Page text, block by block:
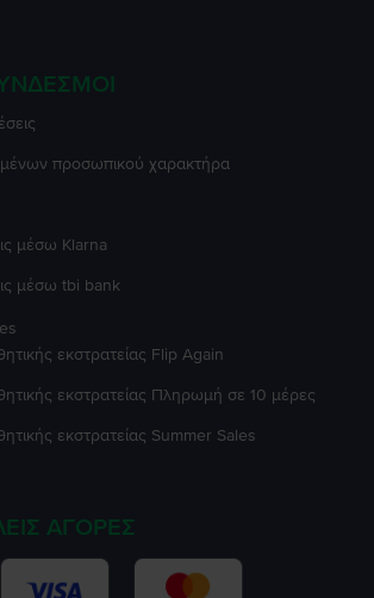
προσωπικού χαρακτήρα
μέσω Klarna
μέσω tbi bank
εκστρατείας Flip Again
εκστρατείας Πληρωμή σε 10 μέρες
εκστρατείας Summer Sales
ΑΓΟΡΈΣ